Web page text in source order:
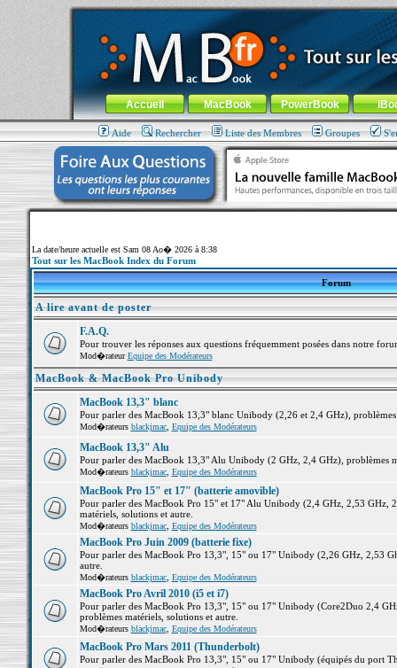
MacBook-fr.com : 100% Apple... 100% nomade !
Aller au contenu-Aller au menu général-Aller au menu de
Menu général
Accueil MacBook PowerBook
Aide Rechercher Liste des Membres Groupes
La date/heure actuelle est Sam 08 Ao� 2026 à 8:38
Tout sur les MacBook Index du Forum
Forum
A lire avant de poster
F.A.Q.
Pour trouver les réponses aux questions fréquemment posées dans notre
Mod�rateurEquipe des Modérateurs
MacBook & MacBook Pro Unibody
MacBook 13,3" blanc
Pour parler des MacBook 13,3" blanc Unibody (2,26 et 2,4 GHz),
Mod�rateurs blackjmac, Equipe des Modérateurs
MacBook 13,3" Alu
Pour parler des MacBook 13,3" Alu Unibody (2 GHz, 2,4 GHz), problèmes
Mod�rateurs blackjmac, Equipe des Modérateurs
MacBook Pro 15" et 17" (batterie amovible)
Pour parler des MacBook Pro 15" et 17" Alu Unibody (2,4 GHz, 2,53 GHz,
matériels, solutions et autre.
Mod�rateurs blackjmac, Equipe des Modérateurs
MacBook Pro Juin 2009 (batterie fixe)
Pour parler des MacBook Pro 13,3", 15" ou 17" Unibody (2,26 GHz, 2,53
autre.
Mod�rateurs blackjmac, Equipe des Modérateurs
MacBook Pro Avril 2010 (i5 et i7)
Pour parler des MacBook Pro 13,3", 15" ou 17" Unibody (Core2Duo 2,4
problèmes matériels, solutions et autre.
Mod�rateurs blackjmac, Equipe des Modérateurs
MacBook Pro Mars 2011 (Thunderbolt)
Pour parler des MacBook Pro 13,3", 15" ou 17" Unibody (équipés du port